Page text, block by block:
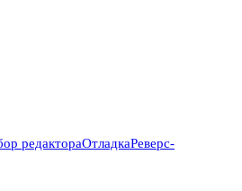
редактораОтладкаРеверс-